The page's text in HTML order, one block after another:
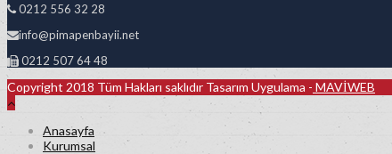
0212 556 32 28
info@pimapenbayii.net
0212 507 64 48
Copyright 2018 Tüm Hakları saklıdır Tasarım Uygulama - MAVİWEB
Anasayfa
Kurumsal